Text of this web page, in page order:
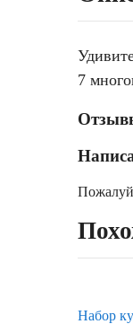
7
Набор